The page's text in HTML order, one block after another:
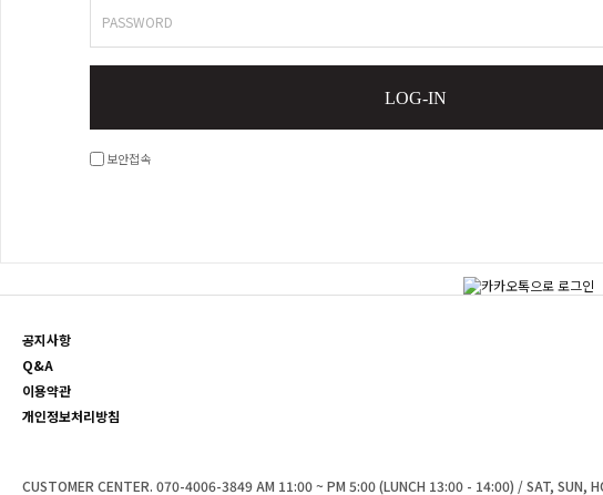
PASSWORD
LOG-IN
보안접속
공지사항
Q&A
이용약관
개인정보처리방침
CUSTOMER CENTER. 070-4006-3849 AM 11:00 ~ PM 5:00 (LUNCH 13:00 - 14:00) / SAT, SUN,